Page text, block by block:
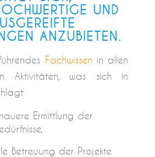
UND
ANZUBIETEN.
Fachwissen in allen
Aktivitäten, was sich in
Ermittlung der
Betreuung der Projekte